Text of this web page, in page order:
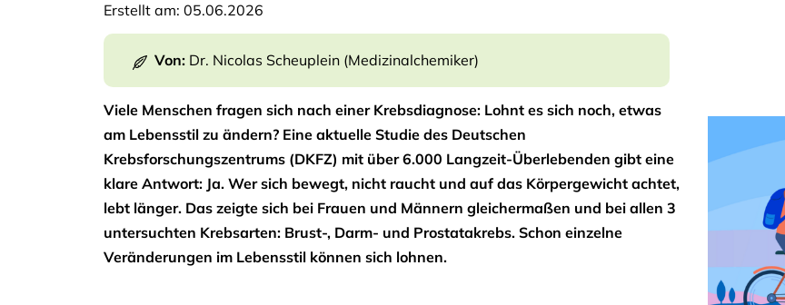
Erstellt am: 05.06.2026
Von: Dr. Nicolas Scheuplein (Medizinalchemiker)
Viele Menschen fragen sich nach einer Krebsdiagnose: Lohnt es sich noch, etwas
am Lebensstil zu ändern? Eine aktuelle Studie des Deutschen
Krebsforschungszentrums (DKFZ) mit über 6.000 Langzeit-Überlebenden gibt eine
klare Antwort: Ja. Wer sich bewegt, nicht raucht und auf das Körpergewicht achtet,
lebt länger. Das zeigte sich bei Frauen und Männern gleichermaßen und bei allen 3
untersuchten Krebsarten: Brust-, Darm- und Prostatakrebs. Schon einzelne
Veränderungen im Lebensstil können sich lohnen.